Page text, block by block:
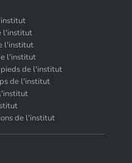
l'institut
l'institut
l'institut
pieds de l'institut
de l'institut
de l'institut